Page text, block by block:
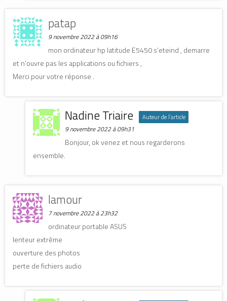
patap
9 novembre 2022 à 09h16
mon ordinateur hp latitude E5450 s’eteind , demarre
et n’ouvre pas les applications ou fichiers ,
Merci pour votre réponse .
Nadine Triaire Auteur de l’article
9 novembre 2022 à 09h31
Bonjour, ok venez et nous regarderons
ensemble.
lamour
7 novembre 2022 à 23h32
ordinateur portable ASUS
lenteur extrême
ouverture des photos
perte de fichiers audio